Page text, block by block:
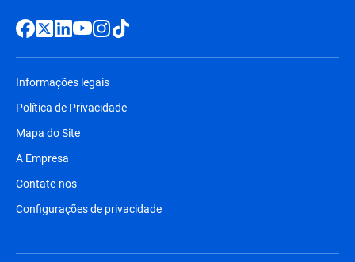
Informações legais
Política de Privacidade
Mapa do Site
A Empresa
Contate-nos
Configurações de privacidade